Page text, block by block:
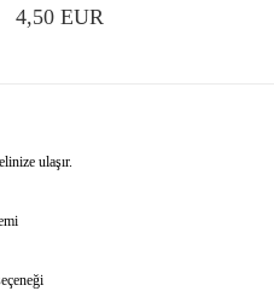
4,50 EUR
ulaşır.